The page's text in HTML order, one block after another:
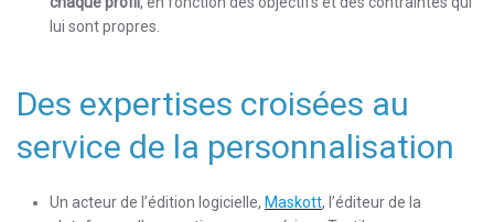
lui sont propres.
Des expertises croisées au
service de la personnalisation
Un acteur de l’édition logicielle, Maskott, l’éditeur de la